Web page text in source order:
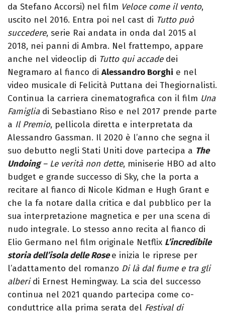
da Stefano Accorsi) nel film Veloce come il vento,
uscito nel 2016. Entra poi nel cast di Tutto può
succedere, serie Rai andata in onda dal 2015 al
2018, nei panni di Ambra. Nel frattempo, appare
anche nel videoclip di Tutto qui accadedei
Negramaro al fianco di Alessandro Borghi e nel
video musicale di Felicità Puttana dei Thegiornalisti.
Continua la carriera cinematografica con il film Una
Famigliadi Sebastiano Riso e nel 2017 prende parte
a Il Premio, pellicola diretta e interpretata da
Alessandro Gassman. Il 2020 è l’anno che segna il
suo debutto negli Stati Uniti dove partecipa a The
Undoing– Le verità non dette, miniserie HBO ad alto
budget e grande successo di Sky, che la porta a
recitare al fianco di Nicole Kidman e Hugh Grant e
che la fa notare dalla critica e dal pubblico per la
sua interpretazione magnetica e per una scena di
nudo integrale. Lo stesso anno recita al fianco di
Elio Germano nel film originale Netflix L’incredibile
storia dell’isola delle Rose e inizia le riprese per
l’adattamento del romanzo Di là dal fiume e tra gli
alberidi Ernest Hemingway. La scia del successo
continua nel 2021 quando partecipa come co-
conduttrice alla prima serata del Festival di